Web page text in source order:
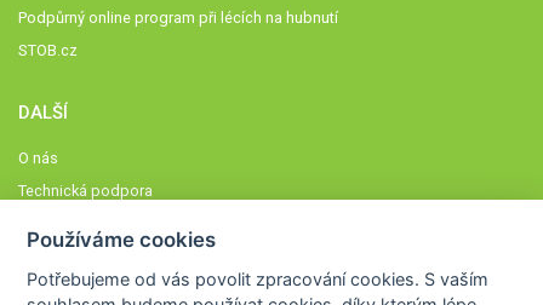
Podpůrný online program při lécích na hubnutí
STOB.cz
DALŠÍ
O nás
Technická podpora
Členové STOBklubu
Používáme cookies
Potřebujeme od vás povolit zpracování cookies. S vaším